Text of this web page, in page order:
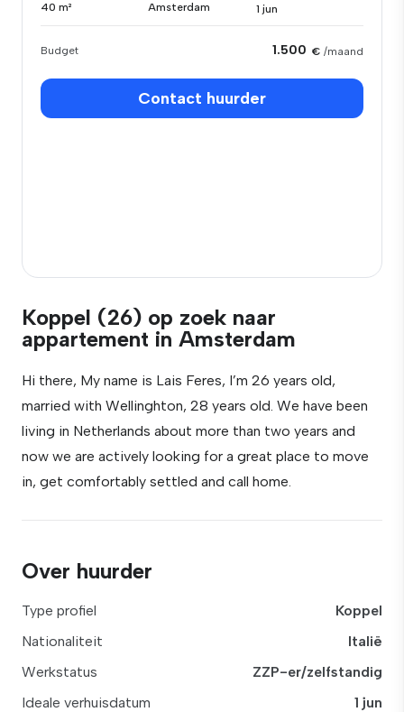
40 m² Amsterdam 1 jun
Budget 1.500 € /maand
Contact huurder
Koppel (26) op zoek naar
appartement in Amsterdam
Hi there, My name is Lais Feres, I’m 26 years old,
married with Wellinghton, 28 years old. We have been
living in Netherlands about more than two years and
now we are actively looking for a great place to move
in, get comfortably settled and call home.
Over huurder
Type profiel
Koppel
Nationaliteit
Italië
Werkstatus
ZZP-er/zelfstandig
Ideale verhuisdatum
1 jun